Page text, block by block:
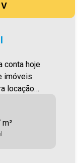
imóveis
locação
equivalente a
sobre
m²